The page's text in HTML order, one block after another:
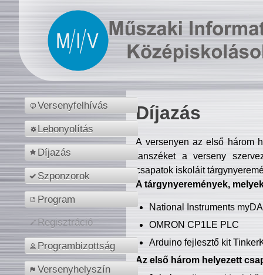
Versenyfelhívás
Lebonyolítás
Díjazás
Szponzorok
Program
Regisztráció
Programbizottság
Versenyhelyszín
Díjazás
A versenyen az első három
tanszéket a verseny
csapatok iskoláit
A tárgynyeremények,
National Instruments
OMRON CP1LE PLC
Arduino fejlesztő kit
Az első három helyezett